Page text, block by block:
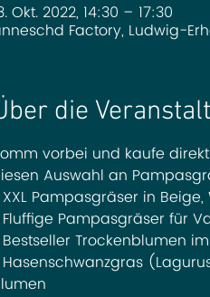
Okt. 2022, 14:30 – 17:30
Factory, Ludwig-
die
vorbei und kaufe
Auswahl an
XXL Pampasgräser in
Fluffige Pampasgräser für
Bestseller Trockenblumen
Hasenschwanzgras